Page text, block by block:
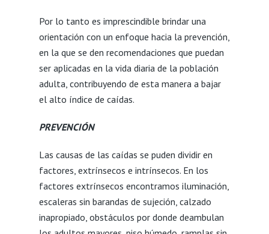
Por lo tanto es imprescindible brindar una
orientación con un enfoque hacia la prevención,
en la que se den recomendaciones que puedan
ser aplicadas en la vida diaria de la población
adulta, contribuyendo de esta manera a bajar
el alto índice de caídas.
PREVENCIÓN
Las causas de las caídas se puden dividir en
factores, extrínsecos e intrínsecos. En los
factores extrínsecos encontramos iluminación,
escaleras sin barandas de sujeción, calzado
inapropiado, obstáculos por donde deambulan